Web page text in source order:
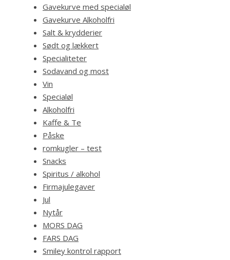
Gavekurve med specialøl
Gavekurve Alkoholfri
Salt & krydderier
Sødt og lækkert
Specialiteter
Sodavand og most
Vin
Specialøl
Alkoholfri
Kaffe & Te
Påske
romkugler – test
Snacks
Spiritus / alkohol
Firmajulegaver
Jul
Nytår
MORS DAG
FARS DAG
Smiley kontrol rapport